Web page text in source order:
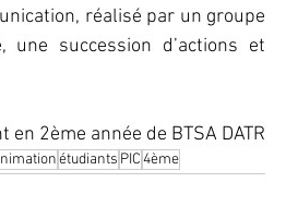
réalisé par un groupe
succession d’actions et
en 2ème année de BTSA DATR
étudiants PIC4ème